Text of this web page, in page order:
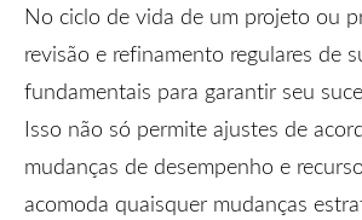
No ciclo de vida de um projeto ou
revisão e refinamento regulares de
fundamentais para garantir seu
Isso não só permite ajustes de
mudanças de desempenho e
acomoda quaisquer mudanças